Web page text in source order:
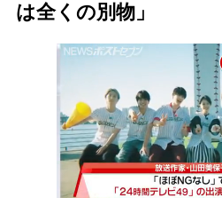
は全くの別物」